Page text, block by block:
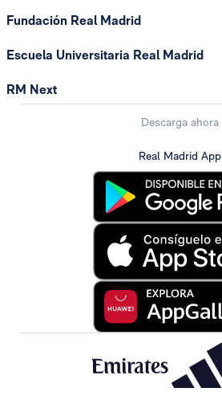
Fundación Real Madrid
Escuela Universitaria Real Madrid
RM Next
Descarga ahora
Real Madrid App